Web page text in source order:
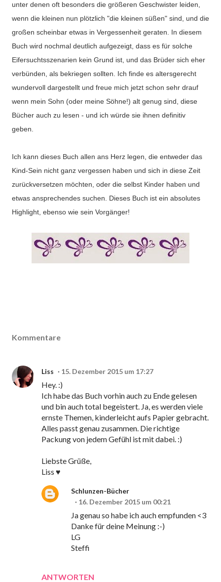
unter denen oft besonders die größeren Geschwister leiden,
wenn die kleinen nun plötzlich "die kleinen süßen" sind, und die
großen scheinbar etwas in Vergessenheit geraten. In diesem
Buch wird nochmal deutlich aufgezeigt, dass es für solche
Eifersuchtsszenarien kein Grund ist, und das Brüder sich eher
verbünden, als bekriegen sollten. Ich finde es altersgerecht
wundervoll dargestellt und freue mich jetzt schon sehr drauf
wenn mein Sohn (oder meine Söhne!) alt genug sind, diese
Bücher auch zu lesen - und ich würde sie ihnen definitiv
geben.
Ich kann dieses Buch allen ans Herz legen, die entweder das
Kind-Sein nicht ganz vergessen haben und sich in diese Zeit
zurückversetzen möchten, oder die selbst Kinder haben und
etwas ansprechendes suchen. Dieses Buch ist ein absolutes
Highlight, ebenso wie sein Vorgänger!
Kommentare
Liss 15. Dezember 2015 um 17:27
Hey. :)
Ich habe das Buch vorhin auch zu Ende gelesen
und bin auch total begeistert. Ja, es werden viele
ernste Themen, kinderleicht aufs Papier gebracht.
Alles passt genau zusammen. Die richtige
Packung von jedem Gefühl ist mit dabei. :)
Liebste Grüße,
Liss ♥
ANTWORTEN
Schlunzen-Bücher
16. Dezember 2015 um 00:21
Ja genau so habe ich auch empfunden <3
Danke für deine Meinung :-)
LG
Steffi